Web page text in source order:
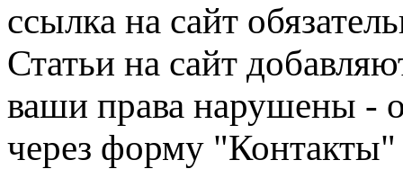
ссылка на сайт
Статьи на сайт
ваши права нарушены -
через форму "Контакты"